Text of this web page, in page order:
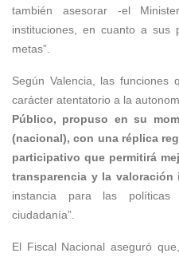
también asesorar -el
instituciones, en cuanto a sus
metas”.
Según Valencia, las funciones
carácter atentatorio a la
Público, propuso en su
(nacional), con una réplica
participativo que permitirá
transparencia y la valoración
instancia para las
ciudadanía”.
El Fiscal Nacional aseguró que,